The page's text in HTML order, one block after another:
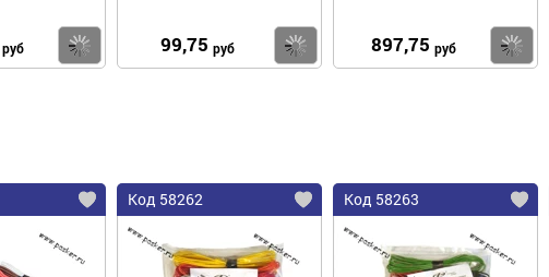
руб Купить99,75 руб Купить897,75 руб
Код 58262 Код 58263